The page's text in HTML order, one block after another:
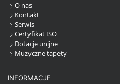
O nas
Kontakt
Serwis
Certyfikat ISO
Dotacje unijne
Muzyczne tapety
INFORMACJE